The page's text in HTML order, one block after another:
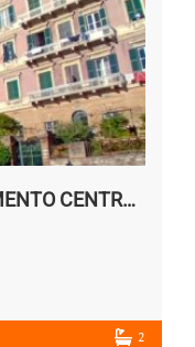
Rif. 33 CAMOGLI APPARTAMENTO CENTRALE VENDESI
2